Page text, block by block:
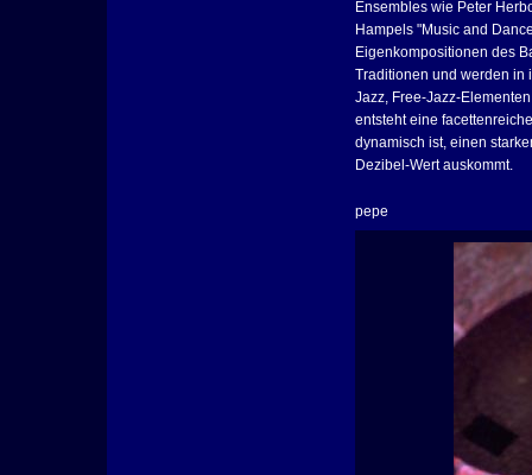
Ensembles wie Peter
Hampels "Music and
Eigenkompositionen des
Traditionen und werden in
Jazz, Free-Jazz-
entsteht eine
dynamisch ist, einen
Dezibel-Wert auskommt.
pepe